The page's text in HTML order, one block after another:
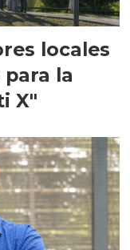
locales
la
X"